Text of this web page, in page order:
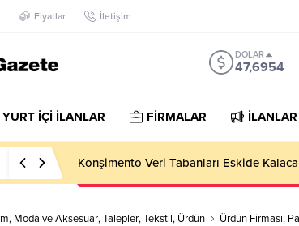
Fiyatlar İletişim
DOLAR
47,6954
YURT İÇİ İLANLAR FİRMALAR İLANLAR
Hotel Towel Importer Companies Lists
, Moda ve Aksesuar,Talepler,Tekstil, Ürdün Ürdün Firması,